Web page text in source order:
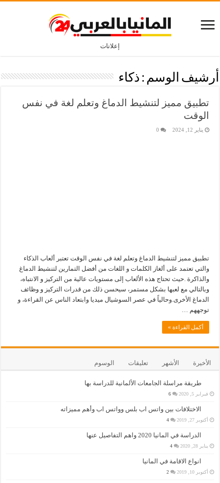
إعلانات
أرشيف الوسم : ذكاء
تطبيق مميز لتنشيط الدماغ وتعلم لغة في نفس
الوقت
يناير 12, 2024 0
تطبيق مميز لتنشيط الدماغ وتعلم لغة في نفس الوقت تعتبر ألعاب الذكاء
والتي تعتمد على ألغاز الكلمات و اللغات من أفضل التمارين لتنشيط الدماغ
والذاكرة .حيث تحتاج هذه الألعاب إلى مستويات عالية من التركيز و الانتباه،
وبالتالي مع لعبها بشكل مستمر، سيحسن ذلك من قدرات التركيز و وظائف
الدماغ الأخرى.وحالياً في عصر السوشيال ميديا وابتعاد الناس عن القراءة، و
توجههم …
أكمل القراءة »
الأخيرة الأشهر تعليقات الوسوم
طريقة مراسلة الجامعات الألمانية للدراسة بها
فبراير 5, 2020 6
الاختلافات بين واتس اب بلس وواتس اب وأهم مميزاته
أكتوبر 27, 2019 4
الدراسة في المانيا 2020 واهم التفاصيل عنها
يناير 28, 2020 4
انواع الاقامة في المانيا
أكتوبر 10, 2019 2